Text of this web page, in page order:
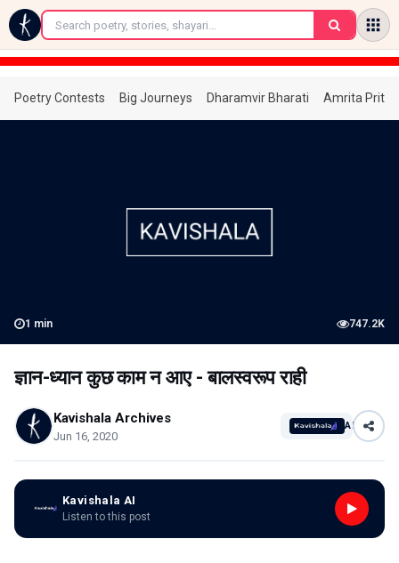
←
Poetry Contests Big Journeys Dharamvir Bharati Amrita
1 min 747.2K
ज्ञान-ध्यान कुछ काम न आए - बालस्वरूप राही
Kavishala Archives
Jun 16, 2020
AI
Kavishala AI
Listen to this post